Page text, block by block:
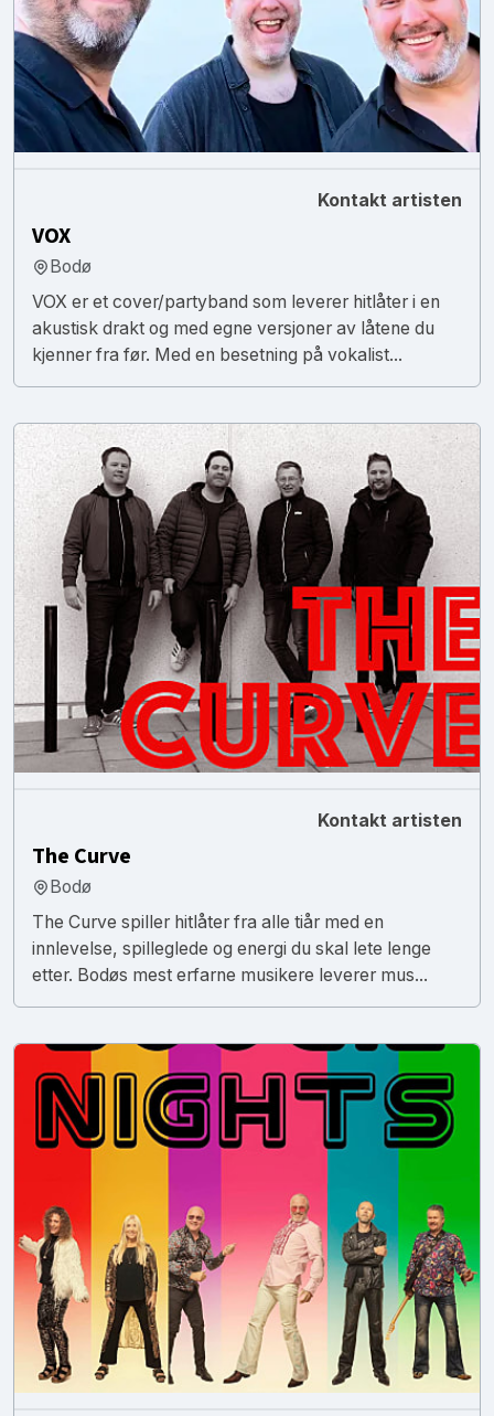
Kontakt artisten
VOX
Bodø
VOX er et cover/partyband som leverer hitlåter i en
akustisk drakt og med egne versjoner av låtene du
kjenner fra før. Med en besetning på vokalist...
Kontakt artisten
The Curve
Bodø
The Curve spiller hitlåter fra alle tiår med en
innlevelse, spilleglede og energi du skal lete lenge
etter. Bodøs mest erfarne musikere leverer mus...